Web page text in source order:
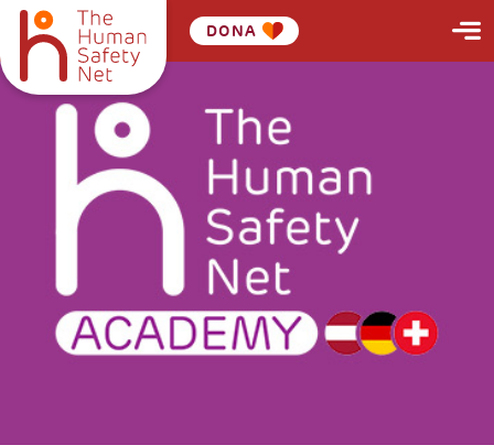
DONA